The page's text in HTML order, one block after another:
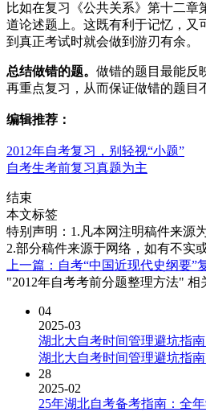
比如在复习《公共关系》第十二
道论述题上。这既有利于记忆，又
到真正考试时就会做到游刃有余。
总结做错的题。 做错的题目最能反
再重点复习，从而保证做错的题目
编辑推荐：
2012年自考复习，别轻视“小题”
自考生考前复习真题为主
结束
本文标签
特别声明：1.凡本网注明稿件来源
2.部分稿件来源于网络，如有不实
上一篇：自考“中国近现代史纲要”
"2012年自考考前分题整理方法" 相
04
2025-03
湖北大自考时间管理避坑指南
湖北大自考时间管理避坑指南
28
2025-02
25年湖北自考备考指南：全